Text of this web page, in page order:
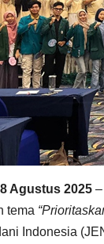
Agustus 2025
tema
Indonesia